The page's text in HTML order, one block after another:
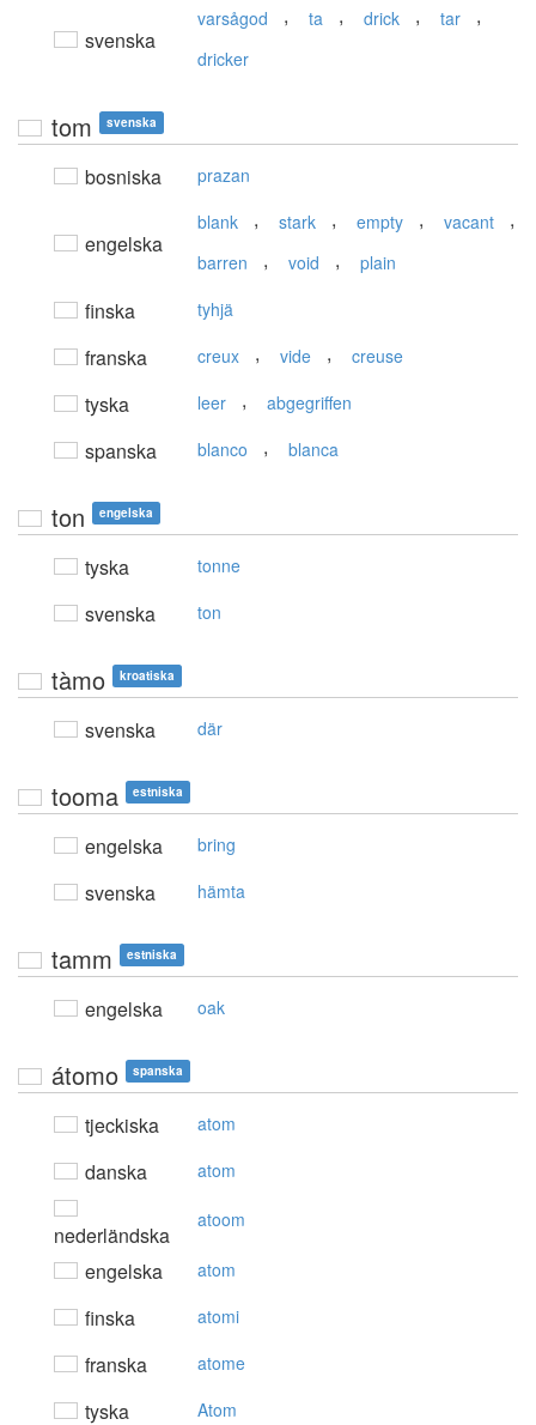
svenska
varsågod , ta , drick , tar ,
dricker
tom svenska
bosniska prazan
engelska
blank , stark , empty , vacant ,
barren , void , plain
finska tyhjä
franska creux , vide , creuse
tyska leer , abgegriffen
spanska blanco , blanca
ton engelska
tyska tonne
svenska ton
tàmo kroatiska
svenska där
tooma estniska
engelska bring
svenska hämta
tamm estniska
engelska oak
átomo spanska
tjeckiska atom
danska atom
nederländska
atoom
engelska atom
finska atomi
franska atome
tyska Atom